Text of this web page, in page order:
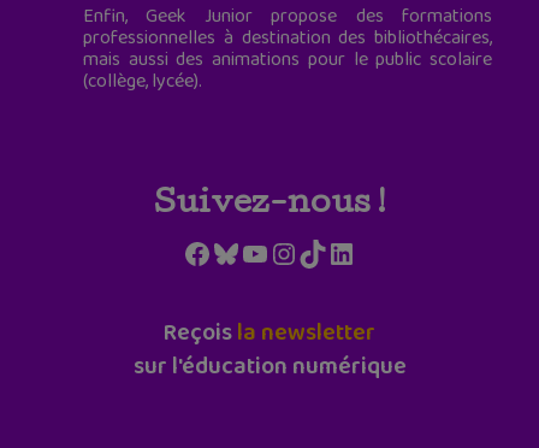
Enfin, Geek Junior propose des formations
professionnelles à destination des bibliothécaires,
mais aussi des animations pour le public scolaire
(collège, lycée).
Suivez-nous !
Facebook
Bluesky
YouTube
Instagram
TikTokLinkedIn
Reçoisla newsletter
sur l'éducation numérique